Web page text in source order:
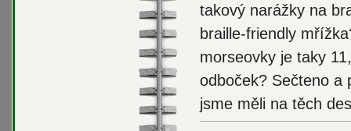
takový narážky na
braille-friendly
morseovky je taky
odboček? Sečteno a
jsme měli na těch